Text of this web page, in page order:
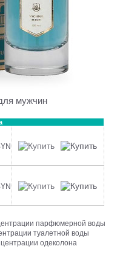
мужчин
парфюмерной воды
туалетной воды
одеколона